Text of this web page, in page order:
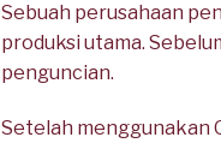
Sebuah perusahaan
produksi utama.
penguncian.
Setelah menggunakan